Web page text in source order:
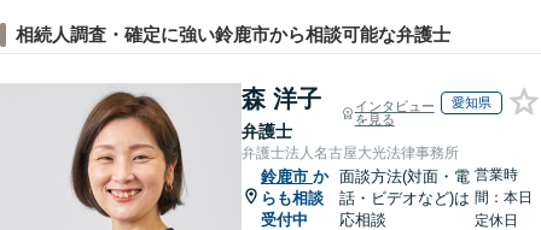
相続人調査・確定に強い鈴鹿市から相談可能な弁護士
森 洋子
弁護士
インタビュー
を見る
愛知県
弁護士法人名古屋大光法律事務所
鈴鹿市 か
らも相談
受付中
面談方法(対面・電
話・ビデオなど)は
応相談
営業時
間：本日
定休日